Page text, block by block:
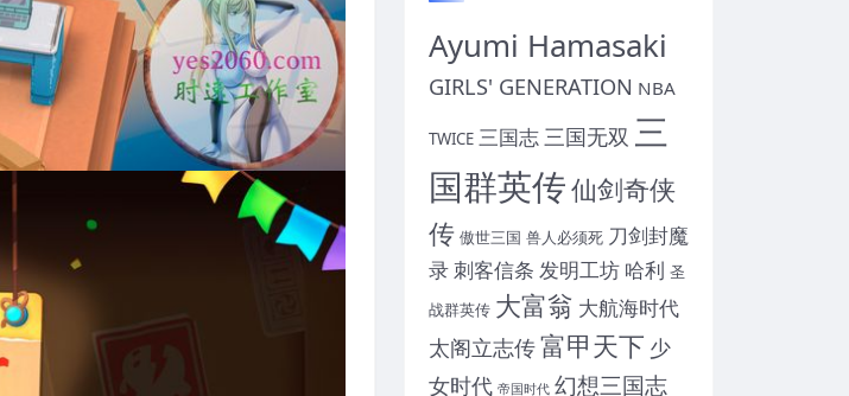
Ayumi Hamasaki
GIRLS' GENERATION NBA
TWICE 三国志三国无双 三
国群英传仙剑奇侠
传 傲世三国 兽人必须死 刀剑封魔
录刺客信条 发明工坊 哈利 圣
战群英传 大富翁 大航海时代
太阁立志传富甲天下 少
女时代 帝国时代 幻想三国志